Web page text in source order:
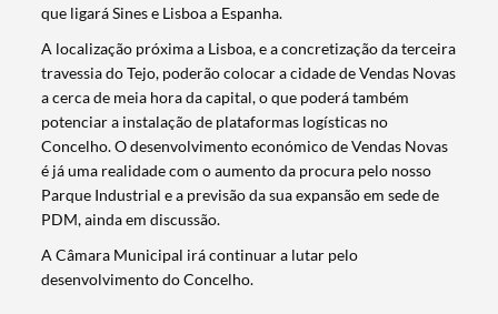
Termo de Pesquisa
que ligará Sines e Lisboa a Espanha.
A localização próxima a Lisboa, e a concretização da terceira
travessia do Tejo, poderão colocar a cidade de Vendas Novas
a cerca de meia hora da capital, o que poderá também
potenciar a instalação de plataformas logísticas no
Concelho. O desenvolvimento económico de Vendas Novas
é já uma realidade com o aumento da procura pelo nosso
Parque Industrial e a previsão da sua expansão em sede de
PDM, ainda em discussão.
A Câmara Municipal irá continuar a lutar pelo
desenvolvimento do Concelho.